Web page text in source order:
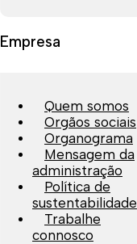
Empresa
Quem somos
Orgãos sociais
Organograma
Mensagem da
administração
Política de
sustentabilidade
Trabalhe
connosco